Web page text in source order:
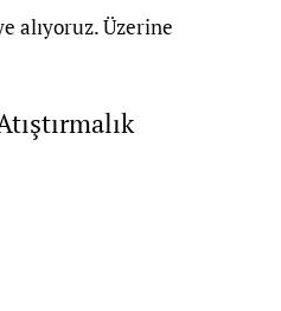
alıyoruz. Üzerine